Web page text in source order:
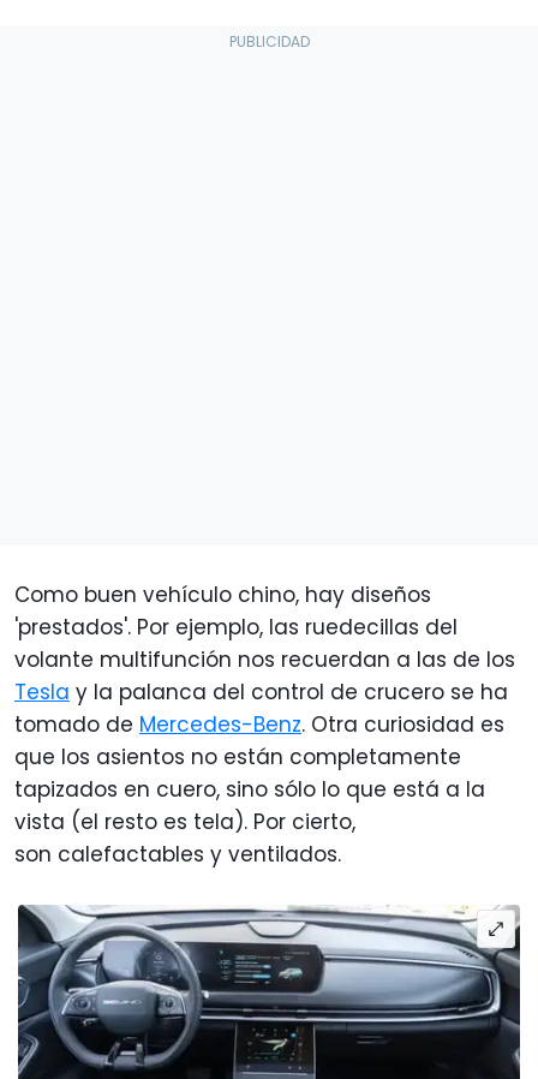
Como buen vehículo chino, hay diseños
'prestados'. Por ejemplo, las ruedecillas del
volante multifunción nos recuerdan a las de los
Tesla y la palanca del control de crucero se ha
tomado de Mercedes-Benz. Otra curiosidad es
que los asientos no están completamente
tapizados en cuero, sino sólo lo que está a la
vista (el resto es tela). Por cierto,
son calefactables y ventilados.